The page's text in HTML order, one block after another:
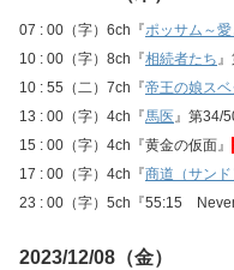
07 : 00（字）6ch『ポッサム～
10 : 00（字）8ch『相続者たち
10 : 55（二）7ch『帝王の娘ス
13 : 00（字）4ch『馬医』第34/
15 : 00（字）4ch『黄金の仮面』
17 : 00（字）4ch『商道（サンド
23 : 00（字）5ch『55:15
2023/12/08（金）